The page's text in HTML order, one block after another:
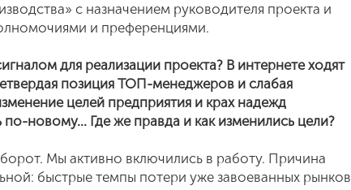
с назначением руководителя проекта и
и преференциями.
для реализации проекта? В интернете ходят
позиция ТОП-менеджеров и слабая
целей предприятия и крах надежд
новому… Где же правда и как изменились цели?
Мы активно включились в работу. Причина
быстрые темпы потери уже завоеванных рынков